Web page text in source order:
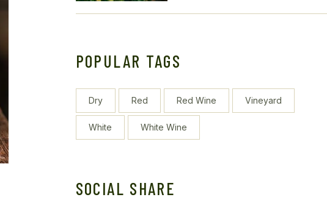
POPULAR TAGS
Dry Red Red Wine Vineyard
White White Wine
SOCIAL SHARE